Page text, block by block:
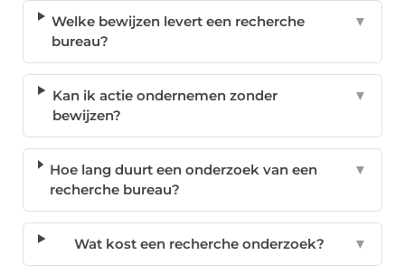
Welke bewijzen levert een recherche
bureau?
▼
Kan ik actie ondernemen zonder
bewijzen?
▼
Hoe lang duurt een onderzoek van een
recherche bureau?
▼
Wat kost een recherche onderzoek? ▼